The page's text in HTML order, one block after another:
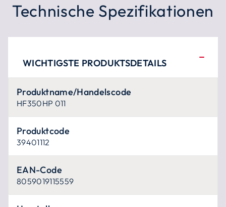
Technische Spezifikationen
WICHTIGSTE PRODUKTSDETAILS
Produktname/Handelscode
HF350HP 011
Produktcode
39401112
EAN-Code
8059019115559